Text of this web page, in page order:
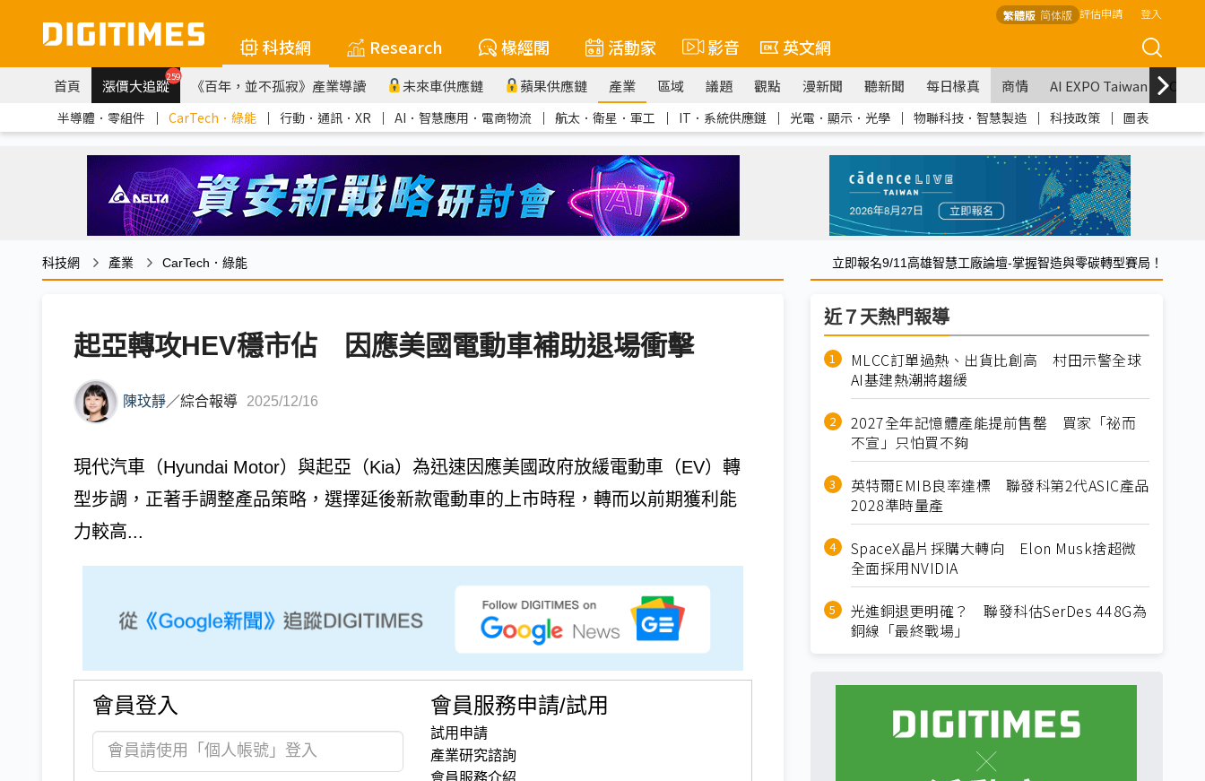
繁體版 简体版 評估申請 登入
科技網 Research 椽經閣 活動家 影音 英文網
首頁 漲價大追蹤259 《百年，並不孤寂》產業導讀 未來車供應鏈 蘋果供應鏈 產業 區域 議題 觀點 漫新聞 聽新聞 每日椽真 商情 AI EXPO Taiwan
半導體．零組件 ｜ CarTech．綠能 ｜ 行動．通訊．XR ｜ AI．智慧應用．電商物流 ｜ 航太．衛星．軍工 ｜ IT．系統供應鏈 ｜ 光電．顯示．光學 ｜ 物聯科技．智慧製造 ｜ 科技政策 ｜ 圖表
科技網 產業 CarTech．綠能 立即報名9/11高雄智慧工廠論壇-掌握智造與零碳轉型賽局！
起亞轉攻HEV穩市佔 因應美國電動車補助退場衝擊
陳玟靜／綜合報導 2025/12/16
現代汽車（Hyundai Motor）與起亞（Kia）為迅速因應美國政府放緩電動車（EV）轉
型步調，正著手調整產品策略，選擇延後新款電動車的上市時程，轉而以前期獲利能
力較高...
會員登入 會員服務申請/試用
試用申請
產業研究諮詢
會員服務介紹
近７天熱門報導
MLCC訂單過熱、出貨比創高 村田示警全球
AI基建熱潮將趨緩
2027全年記憶體產能提前售罄 買家「祕而
不宣」只怕買不夠
英特爾EMIB良率達標 聯發科第2代ASIC產品
2028準時量產
SpaceX晶片採購大轉向 Elon Musk捨超微
全面採用NVIDIA
光進銅退更明確？ 聯發科估SerDes 448G為
銅線「最終戰場」